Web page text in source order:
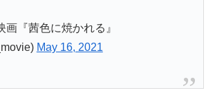
『茜色に焼かれる』
May 16, 2021